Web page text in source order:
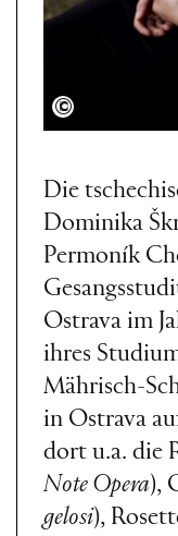
Die
Dominika
Permoník
Ostrava im
ihres
Mährisch-
in Ostrava
dort u.a. die
Note Opera),
gelosi),